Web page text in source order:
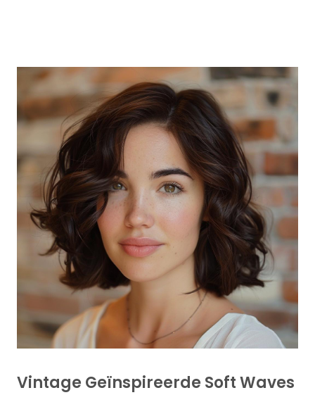
Vintage Geïnspireerde Soft Waves